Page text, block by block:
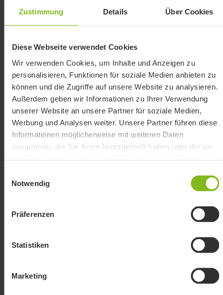
Zustimmung Details Über Cookies
Diese Webseite verwendet Cookies
Wir verwenden Cookies, um Inhalte und Anzeigen zu
personalisieren, Funktionen für soziale Medien anbieten zu
können und die Zugriffe auf unsere Website zu analysieren.
Außerdem geben wir Informationen zu Ihrer Verwendung
unserer Website an unsere Partner für soziale Medien,
Werbung und Analysen weiter. Unsere Partner führen diese
Informationen möglicherweise mit weiteren Daten
zusammen, die Sie ihnen bereitgestellt haben oder die sie
Notwendig
Präferenzen
Statistiken
Marketing
FastBill Premium
Papierbelege schickst du einfach zu uns, wir
Noch besser! Wir importieren deine Belege